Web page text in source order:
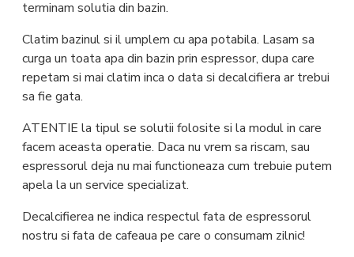
terminam solutia din bazin.
Clatim bazinul si il umplem cu apa potabila. Lasam sa
curga un toata apa din bazin prin espressor, dupa care
repetam si mai clatim inca o data si decalcifiera ar trebui
sa fie gata.
ATENTIE la tipul se solutii folosite si la modul in care
facem aceasta operatie. Daca nu vrem sa riscam, sau
espressorul deja nu mai functioneaza cum trebuie putem
apela la un service specializat.
Decalcifierea ne indica respectul fata de espressorul
nostru si fata de cafeaua pe care o consumam zilnic!